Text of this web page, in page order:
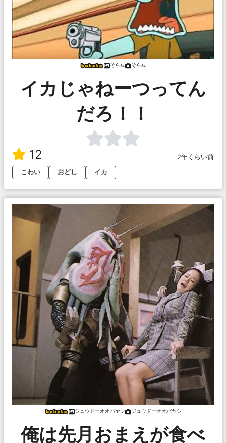
そら豆 そら豆
イカじゃねーつってん
だろ！！
12
2年くらい前
こわい
おどし イカ
ジュウドーオオバヤシ ジュウドーオオバヤシ
俺は先月おまえが食べ